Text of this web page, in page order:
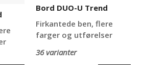
Bord DUO-U Trend
Firkantede ben, flere
farger og utførelser
36 varianter